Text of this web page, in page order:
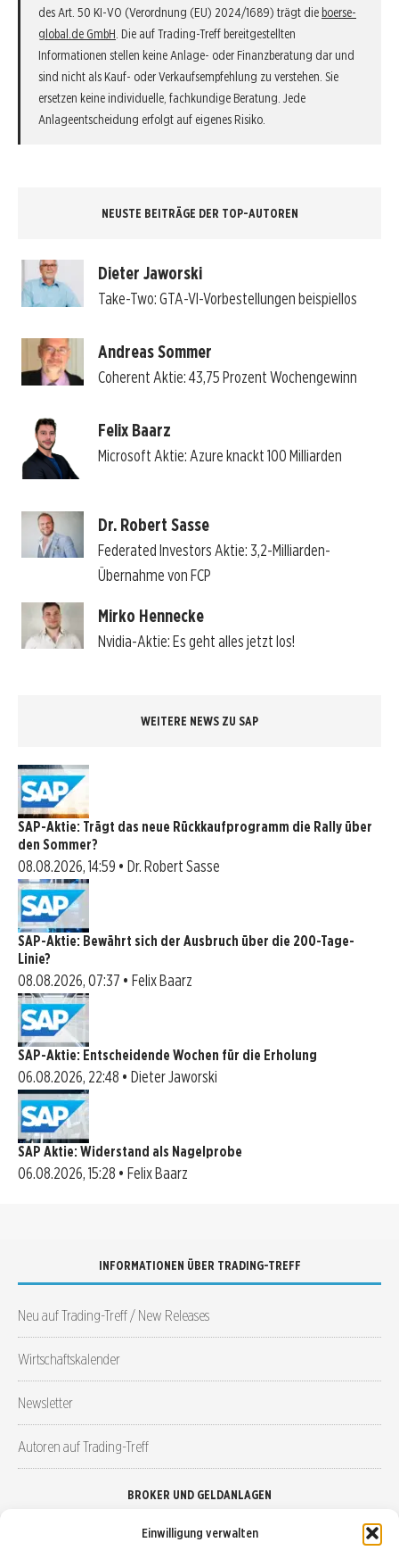
Einwilligung verwalten
des Art. 50 KI-VO (Verordnung (EU) 2024/1689) trägt die boerse-
global.de GmbH. Die auf Trading-Treff bereitgestellten
Informationen stellen keine Anlage- oder Finanzberatung dar und
sind nicht als Kauf- oder Verkaufsempfehlung zu verstehen. Sie
ersetzen keine individuelle, fachkundige Beratung. Jede
Anlageentscheidung erfolgt auf eigenes Risiko.
NEUSTE BEITRÄGE DER TOP-AUTOREN
Dieter Jaworski
Take-Two: GTA-VI-Vorbestellungen beispiellos
Andreas Sommer
Coherent Aktie: 43,75 Prozent Wochengewinn
Felix Baarz
Microsoft Aktie: Azure knackt 100 Milliarden
Dr. Robert Sasse
Federated Investors Aktie: 3,2-Milliarden-
Übernahme von FCP
Mirko Hennecke
Nvidia-Aktie: Es geht alles jetzt los!
WEITERE NEWS ZU SAP
SAP-Aktie: Trägt das neue Rückkaufprogramm die Rally über
den Sommer?
08.08.2026, 14:59 • Dr. Robert Sasse
SAP-Aktie: Bewährt sich der Ausbruch über die 200-Tage-
Linie?
08.08.2026, 07:37 • Felix Baarz
SAP-Aktie: Entscheidende Wochen für die Erholung
06.08.2026, 22:48 • Dieter Jaworski
SAP Aktie: Widerstand als Nagelprobe
06.08.2026, 15:28 • Felix Baarz
INFORMATIONEN ÜBER TRADING-TREFF
Neu auf Trading-Treff / New Releases
Wirtschaftskalender
Newsletter
Autoren auf Trading-Treff
BROKER UND GELDANLAGEN